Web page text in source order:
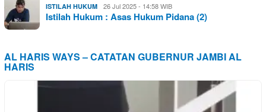
ISTILAH HUKUM 26 Jul 2025 - 14:58 WIB
Istilah Hukum : Asas Hukum Pidana (2)
AL HARIS WAYS – CATATAN GUBERNUR JAMBI AL
HARIS